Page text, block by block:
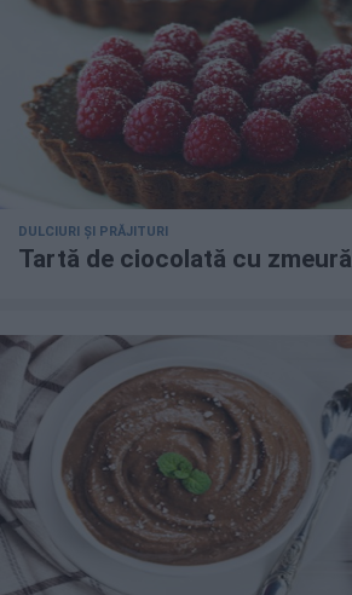
DULCIURI ȘI PRĂJITURI
Tartă de ciocolată cu zmeură